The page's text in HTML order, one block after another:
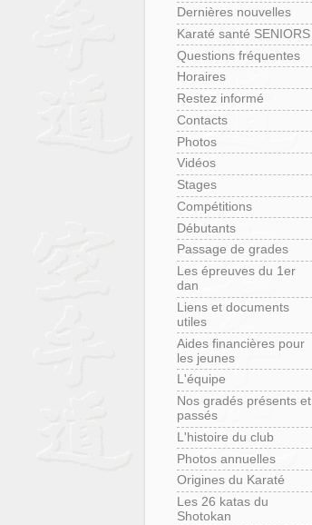
Dernières nouvelles
Karaté santé SENIORS
Questions fréquentes
Horaires
Restez informé
Contacts
Photos
Vidéos
Stages
Compétitions
Débutants
Passage de grades
Les épreuves du 1er
dan
Liens et documents
utiles
Aides financières pour
les jeunes
L'équipe
Nos gradés présents et
passés
L'histoire du club
Photos annuelles
Origines du Karaté
Les 26 katas du
Shotokan